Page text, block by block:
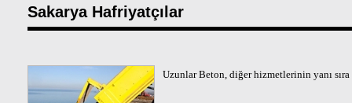
Sakarya Hafriyatçılar
Uzunlar Beton, diğer hizmetlerinin yanı